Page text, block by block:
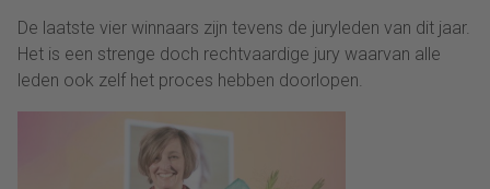
De laatste vier winnaars zijn tevens de juryleden van dit jaar.
Het is een strenge doch rechtvaardige jury waarvan alle
leden ook zelf het proces hebben doorlopen.